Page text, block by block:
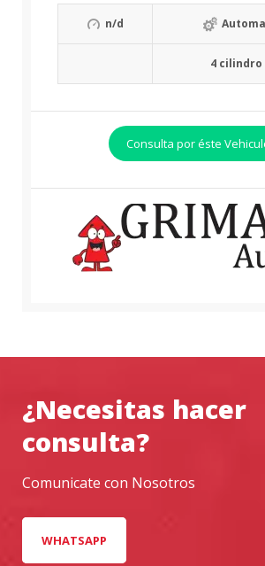
n/d
4 cilindro
Consulta por éste
¿Necesitas hacer
consulta?
Comunicate con Nosotros
WHATSAPP